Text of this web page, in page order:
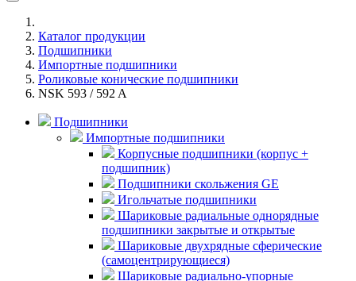
Каталог продукции
Подшипники
Импортные подшипники
Роликовые конические подшипники
NSK 593 / 592 A
Подшипники
Импортные подшипники
Корпусные подшипники (корпус +
подшипник)
Подшипники скольжения GE
Игольчатые подшипники
Шариковые радиальные однорядные
подшипники закрытые и открытые
Шариковые двухрядные сферические
(самоцентрирующиеся)
Шариковые радиально-упорные